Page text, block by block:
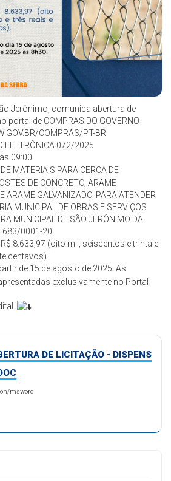
Jerônimo, comunica abertura de
de COMPRAS DO GOVERNO
COMPRAS/PT-BR
ELETRÔNICA 072/2025
09:00
MATERIAIS PARA CERCA DE
DE CONCRETO, ARAME
ARAME GALVANIZADO, PARA ATENDER
MUNICIPAL DE OBRAS E SERVIÇOS
MUNICIPAL DE SÃO JERÔNIMO DA
0001-20.
R$ 8.633,97 (oito mil, seiscentos e trinta e
centavos).
de 15 de agosto de 2025. As
exclusivamente no Portal
DE LICITAÇÃO - DISPENS
msword